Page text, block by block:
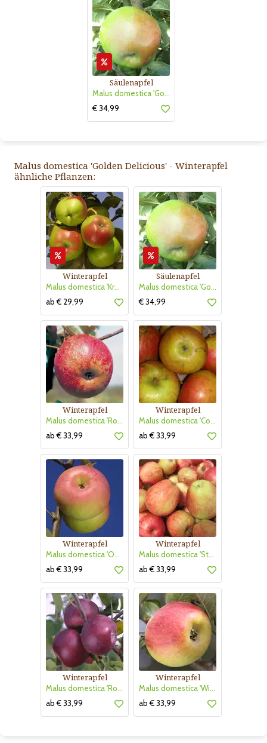
Säulenapfel
Malus domestica 'Golden Gate'
€ 34,99
Malus domestica 'Golden Delicious' - Winterapfel
ähnliche Pflanzen:
Winterapfel
Malus domestica 'Kronprinz Rudolf'
ab € 29,99
Säulenapfel
Malus domestica 'Golden Gate'
€ 34,99
Winterapfel
Malus domestica 'Roter Boskoop'
ab € 33,99
Winterapfel
Malus domestica 'Cox Orangen Renette'
ab € 33,99
Winterapfel
Malus domestica 'Ontario'
ab € 33,99
Winterapfel
Malus domestica 'Steirische Schafnase'
ab € 33,99
Winterapfel
Malus domestica 'Roter von Simonffi'
ab € 33,99
Winterapfel
Malus domestica 'Winter Goldparmäne'
ab € 33,99